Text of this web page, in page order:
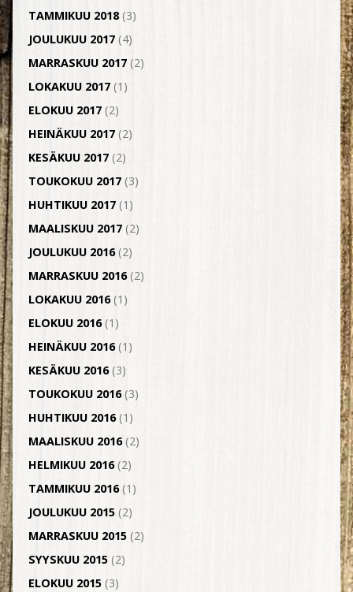
TAMMIKUU 2018(3)
JOULUKUU 2017(4)
MARRASKUU 2017(2)
LOKAKUU 2017(1)
ELOKUU 2017(2)
HEINÄKUU 2017(2)
KESÄKUU 2017(2)
TOUKOKUU 2017(3)
HUHTIKUU 2017(1)
MAALISKUU 2017(2)
JOULUKUU 2016(2)
MARRASKUU 2016(2)
LOKAKUU 2016(1)
ELOKUU 2016(1)
HEINÄKUU 2016(1)
KESÄKUU 2016(3)
TOUKOKUU 2016(3)
HUHTIKUU 2016(1)
MAALISKUU 2016(2)
HELMIKUU 2016(2)
TAMMIKUU 2016(1)
JOULUKUU 2015(2)
MARRASKUU 2015(2)
SYYSKUU 2015(2)
ELOKUU 2015(3)